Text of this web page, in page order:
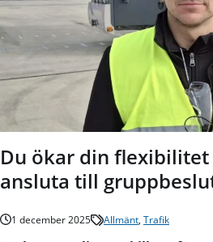
Du ökar din
ansluta till
1 december 2025 Allmänt, Trafik